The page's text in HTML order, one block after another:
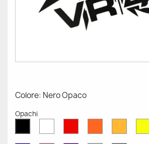
Colore: Nero Opaco
Opachi
Opaco OpacoOpacoOpacoOpaco